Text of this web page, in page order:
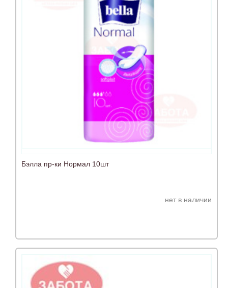
Бэлла пр-ки Нормал 10шт
нет в наличии